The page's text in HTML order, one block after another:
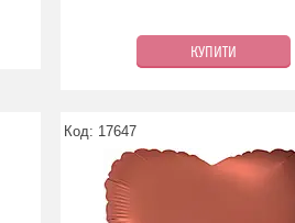
КУПИТИ
17647